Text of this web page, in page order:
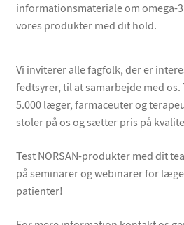
informationsmateriale om omega-
vores produkter med dit hold.
Vi inviterer alle fagfolk, der er
fedtsyrer, til at samarbejde med
5.000 læger, farmaceuter og
stoler på os og sætter pris på
Test NORSAN-produkter med dit
på seminarer og webinarer for
patienter!